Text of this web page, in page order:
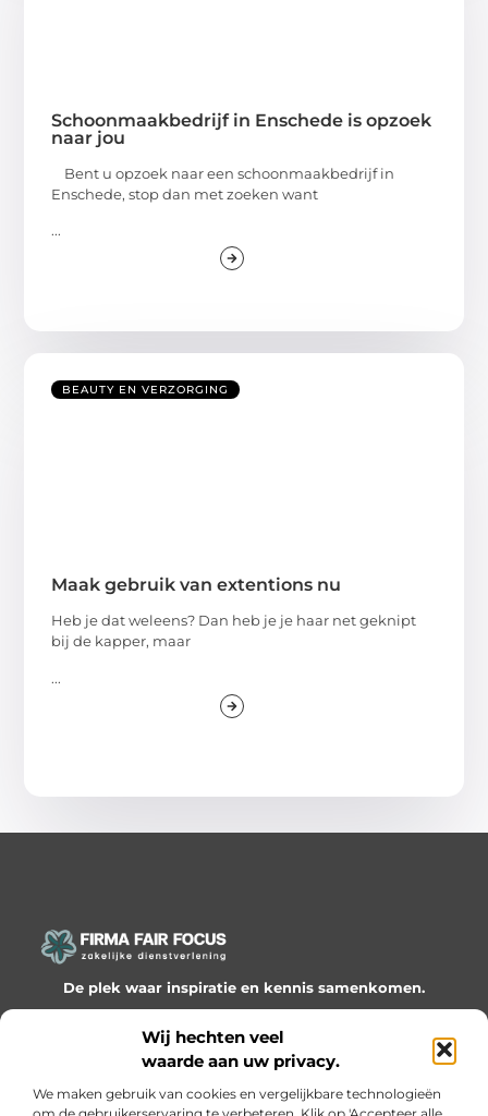
Wij hechten veel
waarde aan uw privacy.
We maken gebruik van cookies en vergelijkbare technologieën
Schoonmaakbedrijf in Enschede is opzoek
naar jou
Bent u opzoek naar een schoonmaakbedrijf in
Enschede, stop dan met zoeken want
...
BEAUTY EN VERZORGING
Maak gebruik van extentions nu
Heb je dat weleens? Dan heb je je haar net geknipt
bij de kapper, maar
...
De plek waar inspiratie en kennis samenkomen.
Ontdek onze blogs en artikelen en laat je verrassen door
waardevolle inzichten en nieuwe ideeën!
Bericht categorie